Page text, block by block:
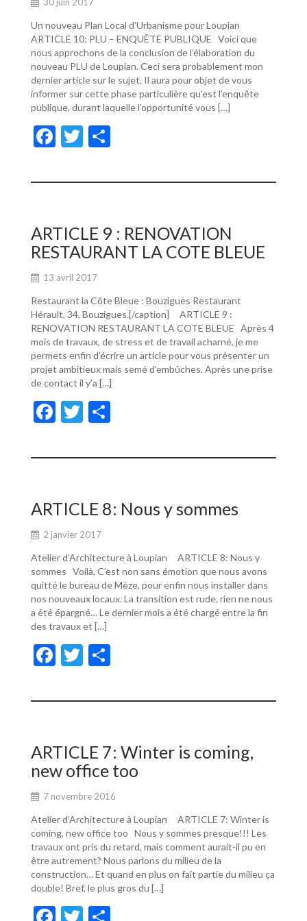
Un nouveau Plan Local d’Urbanisme pour Loupian
ARTICLE 10: PLU – ENQUÊTE PUBLIQUE Voici que
nous approchons de la conclusion de l’élaboration du
nouveau PLU de Loupian. Ceci sera probablement mon
dernier article sur le sujet. Il aura pour objet de vous
informer sur cette phase particulière qu’est l’enquête
publique, durant laquelle l’opportunité vous […]
F
e
o
o
k
T
itt ta
er
ARTICLE 9 : RENOVATION
RESTAURANT LA COTE BLEUE
13 avril 2017
Restaurant la Côte Bleue : Bouzigues Restaurant
Hérault, 34, Bouzigues.[/caption] ARTICLE 9 :
RENOVATION RESTAURANT LA COTE BLEUE Après 4
mois de travaux, de stress et de travail acharné, je me
permets enfin d’écrire un article pour vous présenter un
projet ambitieux mais semé d’embûches. Après une prise
de contact il y’a […]
F
e
o
o
k
T
itt ta
er
ARTICLE 8: Nous y sommes
2 janvier 2017
Atelier d’Architecture à Loupian ARTICLE 8: Nous y
sommes Voilà, C’est non sans émotion que nous avons
quitté le bureau de Mèze, pour enfin nous installer dans
nos nouveaux locaux. La transition est rude, rien ne nous
a été épargné… Le dernier mois a été chargé entre la fin
des travaux et […]
F
e
o
o
k
T
itt ta
er
ARTICLE 7: Winter is coming,
new office too
7 novembre 2016
Atelier d’Architecture à Loupian ARTICLE 7: Winter is
coming, new office too Nous y sommes presque!!! Les
travaux ont pris du retard, mais comment aurait-il pu en
être autrement? Nous parlons du milieu de la
construction… Et quand en plus on fait partie du milieu ça
double! Bref, le plus gros du […]